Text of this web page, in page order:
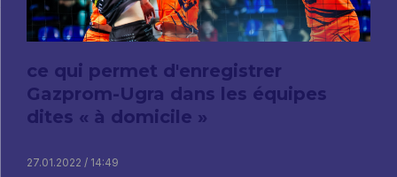
ce qui permet d'enregistrer
Gazprom-Ugra dans les équipes
dites « à domicile »
27.01.2022 / 14:49